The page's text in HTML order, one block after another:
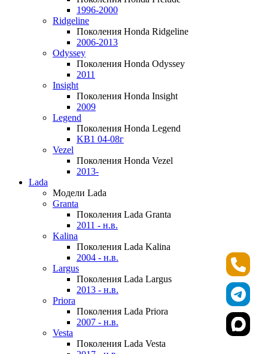
1996-2000
Ridgeline
Поколения Honda Ridgeline
2006-2013
Odyssey
Поколения Honda Odyssey
2011
Insight
Поколения Honda Insight
2009
Legend
Поколения Honda Legend
KB1 04-08г
Vezel
Поколения Honda Vezel
2013-
Lada
Модели Lada
Granta
Поколения Lada Granta
2011 - н.в.
Kalina
Поколения Lada Kalina
2004 - н.в.
Largus
Поколения Lada Largus
2013 - н.в.
Priora
Поколения Lada Priora
2007 - н.в.
Vesta
Поколения Lada Vesta